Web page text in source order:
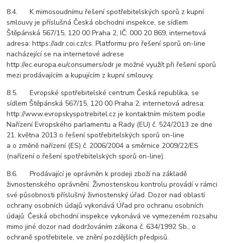
8.4. K mimosoudnímu řešení spotřebitelských sporů z kupní
smlouvy je příslušná Česká obchodní inspekce, se sídlem
Štěpánská 567/15, 120 00 Praha 2, IČ: 000 20 869, internetová
adresa: https://adr.coi.cz/cs. Platformu pro řešení sporů on-line
nacházející se na internetové adrese
http://ec.europa.eu/consumers/odr je možné využít při řešení sporů
mezi prodávajícím a kupujícím z kupní smlouvy.
8.5. Evropské spotřebitelské centrum Česká republika, se
sídlem Štěpánská 567/15, 120 00 Praha 2, internetová adresa:
http://www.evropskyspotrebitel.cz je kontaktním místem podle
Nařízení Evropského parlamentu a Rady (EU) č. 524/2013 ze dne
21. května 2013 o řešení spotřebitelských sporů on-line
a o změně nařízení (ES) č. 2006/2004 a směrnice 2009/22/ES
(nařízení o řešení spotřebitelských sporů on-line).
8.6. Prodávající je oprávněn k prodeji zboží na základě
živnostenského oprávnění. Živnostenskou kontrolu provádí v rámci
své působnosti příslušný živnostenský úřad. Dozor nad oblastí
ochrany osobních údajů vykonává Úřad pro ochranu osobních
údajů. Česká obchodní inspekce vykonává ve vymezeném rozsahu
mimo jiné dozor nad dodržováním zákona č. 634/1992 Sb., o
ochraně spotřebitele, ve znění pozdějších předpisů.